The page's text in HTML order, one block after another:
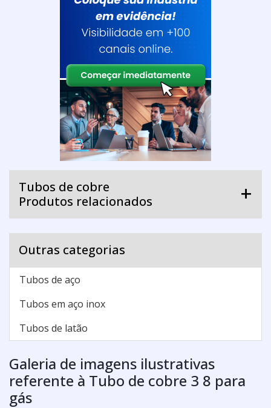
Tubos de cobre
Produtos relacionados
Outras categorias
Tubos de aço
Tubos em aço inox
Tubos de latão
Galeria de imagens ilustrativas
referente à Tubo de cobre 3 8 para
gás